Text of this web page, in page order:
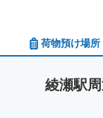
calendar
and
date.
荷物預け場所
綾瀬駅